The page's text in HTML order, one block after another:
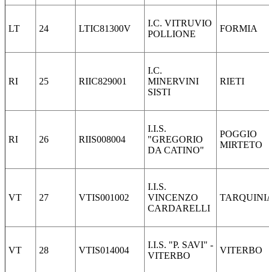
LT 24 LTIC81300V
I.C. VITRUVIO
POLLIONE
FORMIA
RI 25 RIIC829001
I.C.
MINERVINI
SISTI
RIETI
RI 26 RIIS008004
I.I.S.
"GREGORIO
DA CATINO"
POGGIO
MIRTETO
VT 27 VTIS001002
I.I.S.
VINCENZO
CARDARELLI
VT 28 VTIS014004
I.I.S. "P. SAVI" -
VITERBO
VITERBO